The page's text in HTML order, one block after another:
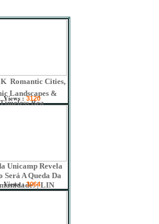
 Romantic Cities,
Landscapes &
Timeless Bea
Views :3120
Unicamp Revela
Será A Queda Da
| LIN
Views :3064